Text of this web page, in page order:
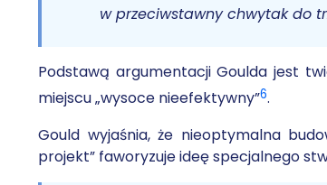
w przeciwstawny chwytak do
Podstawą argumentacji Goulda jest
miejscu „wysoce nieefektywny”6.
Gould wyjaśnia, że nieoptymalna
projekt” faworyzuje ideę specjalnego